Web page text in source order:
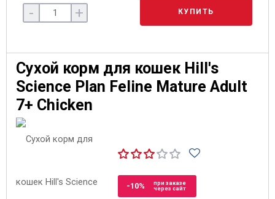
- + КУПИТЬ
Сухой корм для кошек Hill's
Science Plan Feline Mature Adult
7+ Chicken
-10%
при заказе
через сайт